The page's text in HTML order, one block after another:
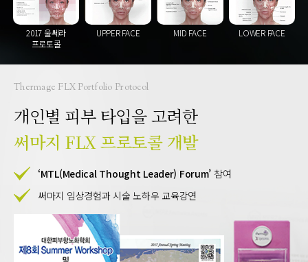
2017 울쎄라
프로토콜
UPPER FACE MID FACE LOWER FACE
Thermage FLX Portfolio Protocol
개인별 피부 타입을 고려한
써마지 FLX 프로토콜 개발
‘MTL(Medical Thought Leader) Forum’ 참여
써마지 임상경험과 시술 노하우 교육강연